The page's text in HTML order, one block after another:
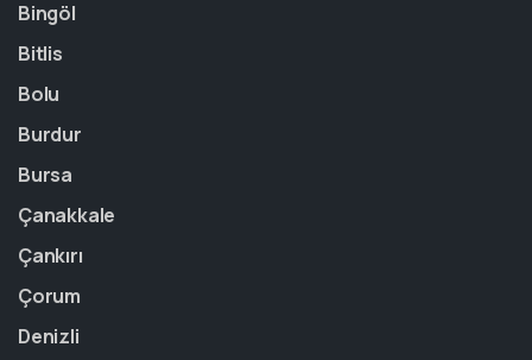
Bingöl
Bitlis
Bolu
Burdur
Bursa
Çanakkale
Çankırı
Çorum
Denizli